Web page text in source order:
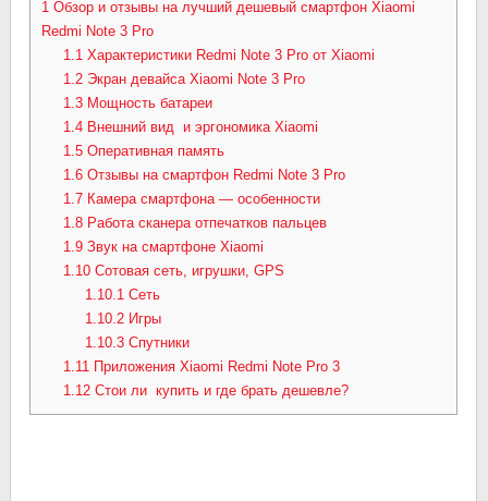
1 Обзор и отзывы на лучший дешевый смартфон Xiaomi
Redmi Note 3 Pro
1.1Характеристики Redmi Note 3 Pro от Xiaomi
1.2Экран девайса Xiaomi Note 3 Pro
1.3Мощность батареи
1.4Внешний вид и эргономика Xiaomi
1.5Оперативная память
1.6Отзывы на смартфон Redmi Note 3 Pro
1.7Камера смартфона — особенности
1.8Работа сканера отпечатков пальцев
1.9Звук на смартфоне Xiaomi
1.10Сотовая сеть, игрушки, GPS
1.10.1Сеть
1.10.2Игры
1.10.3Спутники
1.11Приложения Xiaomi Redmi Note Pro 3
1.12Стои ли купить и где брать дешевле?